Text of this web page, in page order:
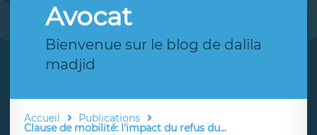
Avocat
Bienvenue sur le blog de dalila
madjid
Accueil Publications
Clause de mobilité: l'impact du refus du...